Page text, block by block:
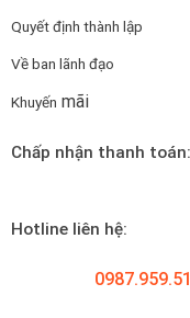
Quyết định thành lập
Về ban lãnh đạo
Khuyến mãi
Chấp nhận thanh toán:
Hotline liên hệ: